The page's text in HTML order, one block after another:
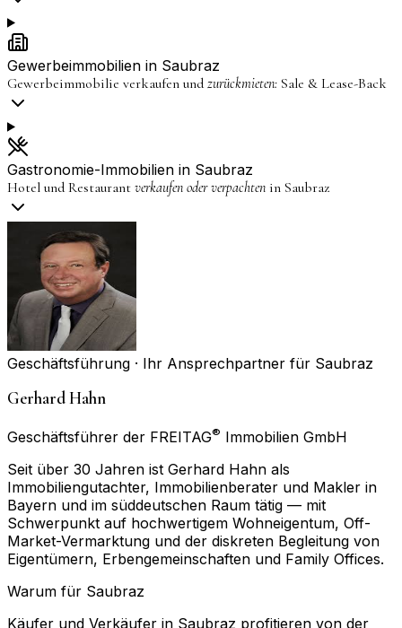
Gewerbeimmobilien in Saubraz
Gewerbeimmobilie verkaufen und zurückmieten: Sale & Lease-Back
Gastronomie-Immobilien in Saubraz
Hotel und Restaurant verkaufen oder verpachten in Saubraz
Geschäftsführung · Ihr Ansprechpartner für Saubraz
Gerhard Hahn
Geschäftsführer der FREITAG® Immobilien GmbH
Seit über 30 Jahren ist Gerhard Hahn als
Immobiliengutachter, Immobilienberater und Makler in
Bayern und im süddeutschen Raum tätig — mit
Schwerpunkt auf hochwertigem Wohneigentum, Off-
Market-Vermarktung und der diskreten Begleitung von
Eigentümern, Erbengemeinschaften und Family Offices.
Warum für Saubraz
Käufer und Verkäufer in Saubraz profitieren von der